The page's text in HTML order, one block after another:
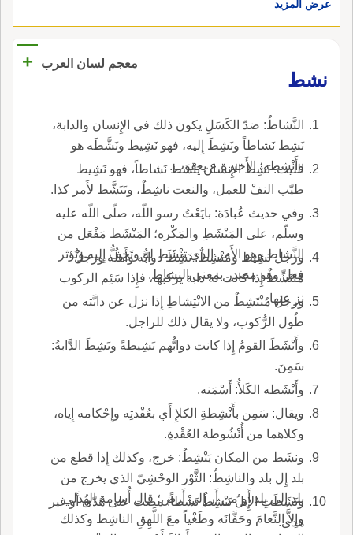
عرض المزيد
معجم لسان العرب
+
نشط
النَّشاطُ: ضدّ الكَسَلِ يكون ذلك في الإِنسان والدابة،
نَشِط نَشاطاً ونَشِطَ إِليه، فهو نَشِيط ونَشَّطَه هو
وأَنْشطه؛ الأَخيرة ع يعقوب.
الليث: نَشِط الإِنسان يَنْشَط نَشاطاً، فهو نَشِيط
طيّب النفْ للعمل، والنعت ناشِطٌ، وتَنَشَّط لأَمر كذا.
وفي حديث عُبادَة: بايَعْتُ رسو اللّه، صلّى اللّه عليه
وسلّم، على المَنْشَطِ والمَكْره؛ المَنْشَط مَفْعَل من
النَّشاط وهو الأَمر الذي تنْشَط له وتَخِفُّ إِليه وتُؤثر
فعل وهو مصدر بمعنى النشاط.
ورجل نَشِيط ومُنْشِطٌ: نَشِطَ دوابُّه وأَهلُه ورجلٌ
مُتَنَشِّطٌ إِذا كانت له دابة يركبها، فإِذا سَئِم الركوب
نز عنها.
ورجل مُنْتَشِطٌ من الانْتِشاطِ إِذا نزل عن دابَّته من
طُول الرُّكوب، ولا يقال ذلك للراجل.
وأَنْشَطَ القومُ إِذا كانت دوابُّهم نَشِيطةً ونَشِطَ الدَّابةُ:
سَمِنَ.
وأَنْشَطه الكَلأُ: أَسْمَنه.
ويقال: سَمِن بأَنْشِطةِ الكلإِ أَي بعُقْدتِه وإِحْكامه إِياه،
وكلاهما من أُنْشُوطة العُقْدةِ.
ونشَط من المكان يَنْشِطُ: خرج، وكذلك إِذا قطع من
بلد إِل بلد والناشِطُ: الثَّوْر الوحْشِيّ الذي يخرج من
بلد إِلى بلد أَو من أَر إِلى أَرض؛ قال أُسامة الهُذلي
وإِلاَّ النَّعامَ وحَفَّانَه وطَغْياً معَ اللَّهِقِ الناشِط وكذلك
ونَشَطَتِ الإِبلُ تَنْشِطُ نَشْطاً: مضت على هُدّى أَو غير
هدى.